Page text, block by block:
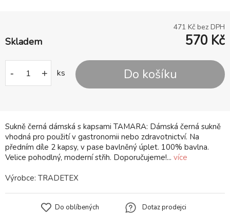
Sukně černá dámská s kapsami TAMARA: Dámská černá sukně
vhodná pro použití v gastronomii nebo zdravotnictví. Na
předním díle 2 kapsy, v pase bavlněný úplet. 100% bavlna.
Velice pohodlný, moderní střih. Doporučujeme!... více
471 Kč bez DPH
Skladem 570 Kč
- + ks Do košíku
Výrobce: TRADETEX
Do oblíbených
Dotaz prodejci